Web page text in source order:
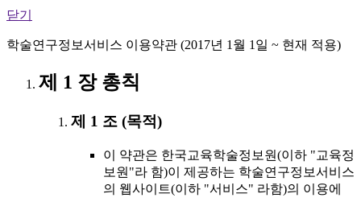
닫기
학술연구정보서비스 이용약관 (2017년 1월 1일 ~ 현재 적용)
제 1 장 총칙
제 1 조 (목적)
이 약관은 한국교육학술정보원(이하 "교육정
보원"라 함)이 제공하는 학술연구정보서비스
의 웹사이트(이하 "서비스" 라함)의 이용에